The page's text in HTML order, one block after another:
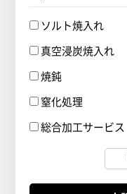
ソルト焼入れ
真空浸炭焼入れ
焼鈍
窒化処理
総合加工サービス